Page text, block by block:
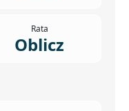
Rata
Oblicz